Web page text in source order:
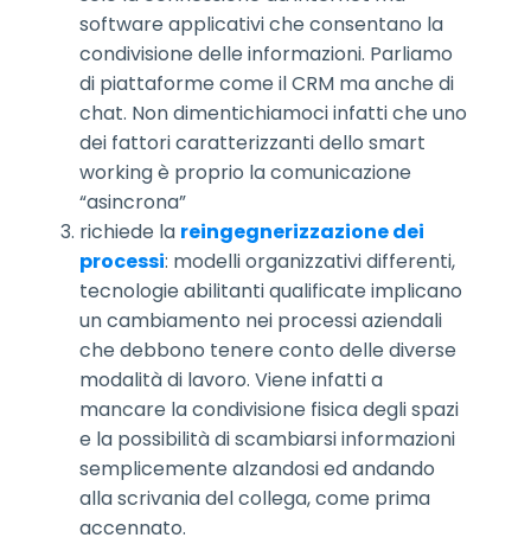
software applicativi che consentano la
condivisione delle informazioni. Parliamo
di piattaforme come il CRM ma anche di
chat. Non dimentichiamoci infatti che uno
dei fattori caratterizzanti dello smart
working è proprio la comunicazione
“asincrona”
richiede la reingegnerizzazione dei
processi: modelli organizzativi differenti,
tecnologie abilitanti qualificate implicano
un cambiamento nei processi aziendali
che debbono tenere conto delle diverse
modalità di lavoro. Viene infatti a
mancare la condivisione fisica degli spazi
e la possibilità di scambiarsi informazioni
semplicemente alzandosi ed andando
alla scrivania del collega, come prima
accennato.